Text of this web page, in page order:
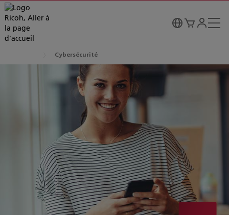
Cybersécurité